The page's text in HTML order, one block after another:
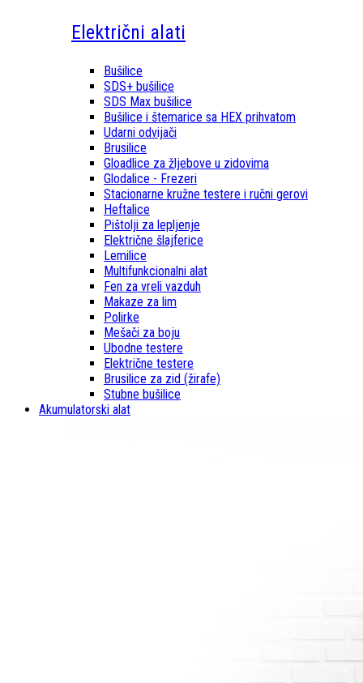
Električni alati
Bušilice
SDS+ bušilice
SDS Max bušilice
Bušilice i štemarice sa HEX prihvatom
Udarni odvijači
Brusilice
Gloadlice za žljebove u zidovima
Glodalice - Frezeri
Stacionarne kružne testere i ručni gerovi
Heftalice
Pištolji za lepljenje
Električne šlajferice
Lemilice
Multifunkcionalni alat
Fen za vreli vazduh
Makaze za lim
Polirke
Mešači za boju
Ubodne testere
Električne testere
Brusilice za zid (žirafe)
Stubne bušilice
Akumulatorski alat